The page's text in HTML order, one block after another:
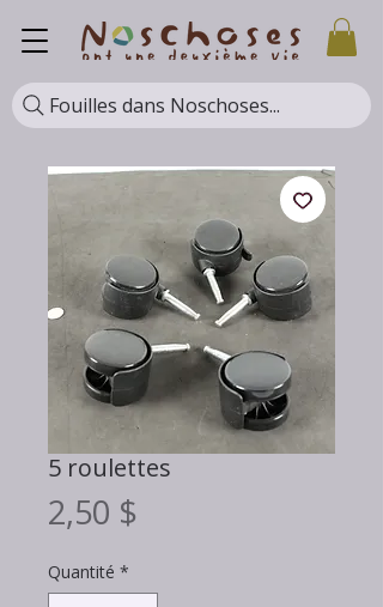
Fouilles dans Noschoses...
5 roulettes
2,50 $
Quantité *